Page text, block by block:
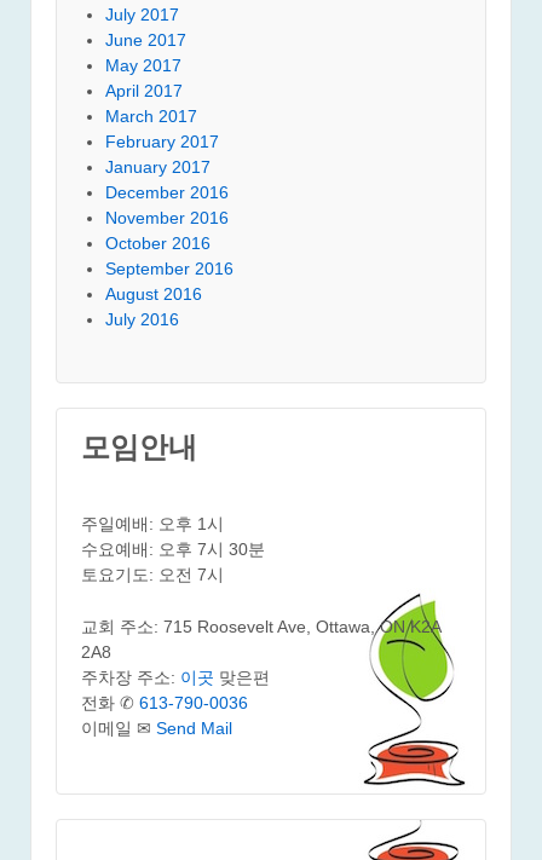
July 2017
June 2017
May 2017
April 2017
March 2017
February 2017
January 2017
December 2016
November 2016
October 2016
September 2016
August 2016
July 2016
모임안내
주일예배: 오후 1시
수요예배: 오후 7시 30분
토요기도: 오전 7시
교회 주소: 715 Roosevelt Ave, Ottawa, ON K2A
2A8
주차장 주소: 이곳 맞은편
전화 ✆ 613-790-0036
이메일 ✉ Send Mail